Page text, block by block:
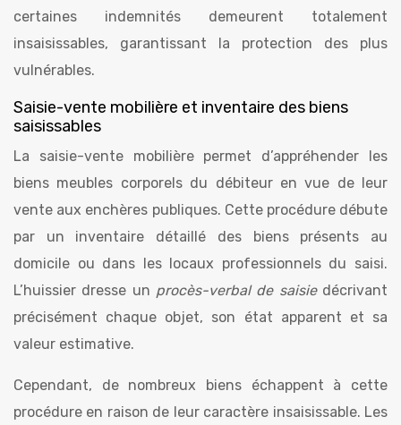
certaines indemnités demeurent totalement
insaisissables, garantissant la protection des plus
vulnérables.
Saisie-vente mobilière et inventaire des biens
saisissables
La saisie-vente mobilière permet d’appréhender les
biens meubles corporels du débiteur en vue de leur
vente aux enchères publiques. Cette procédure débute
par un inventaire détaillé des biens présents au
domicile ou dans les locaux professionnels du saisi.
L’huissier dresse un procès-verbal de saisie décrivant
précisément chaque objet, son état apparent et sa
valeur estimative.
Cependant, de nombreux biens échappent à cette
procédure en raison de leur caractère insaisissable. Les